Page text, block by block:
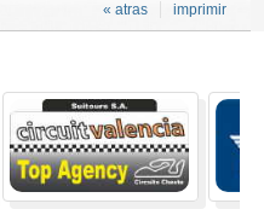
imprimir
« atras